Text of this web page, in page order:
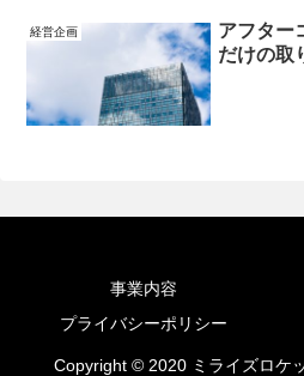
経営企画
アフター
だけの取
事業内容
プライバシーポリシー
Copyright © 2020 ミライズロケ